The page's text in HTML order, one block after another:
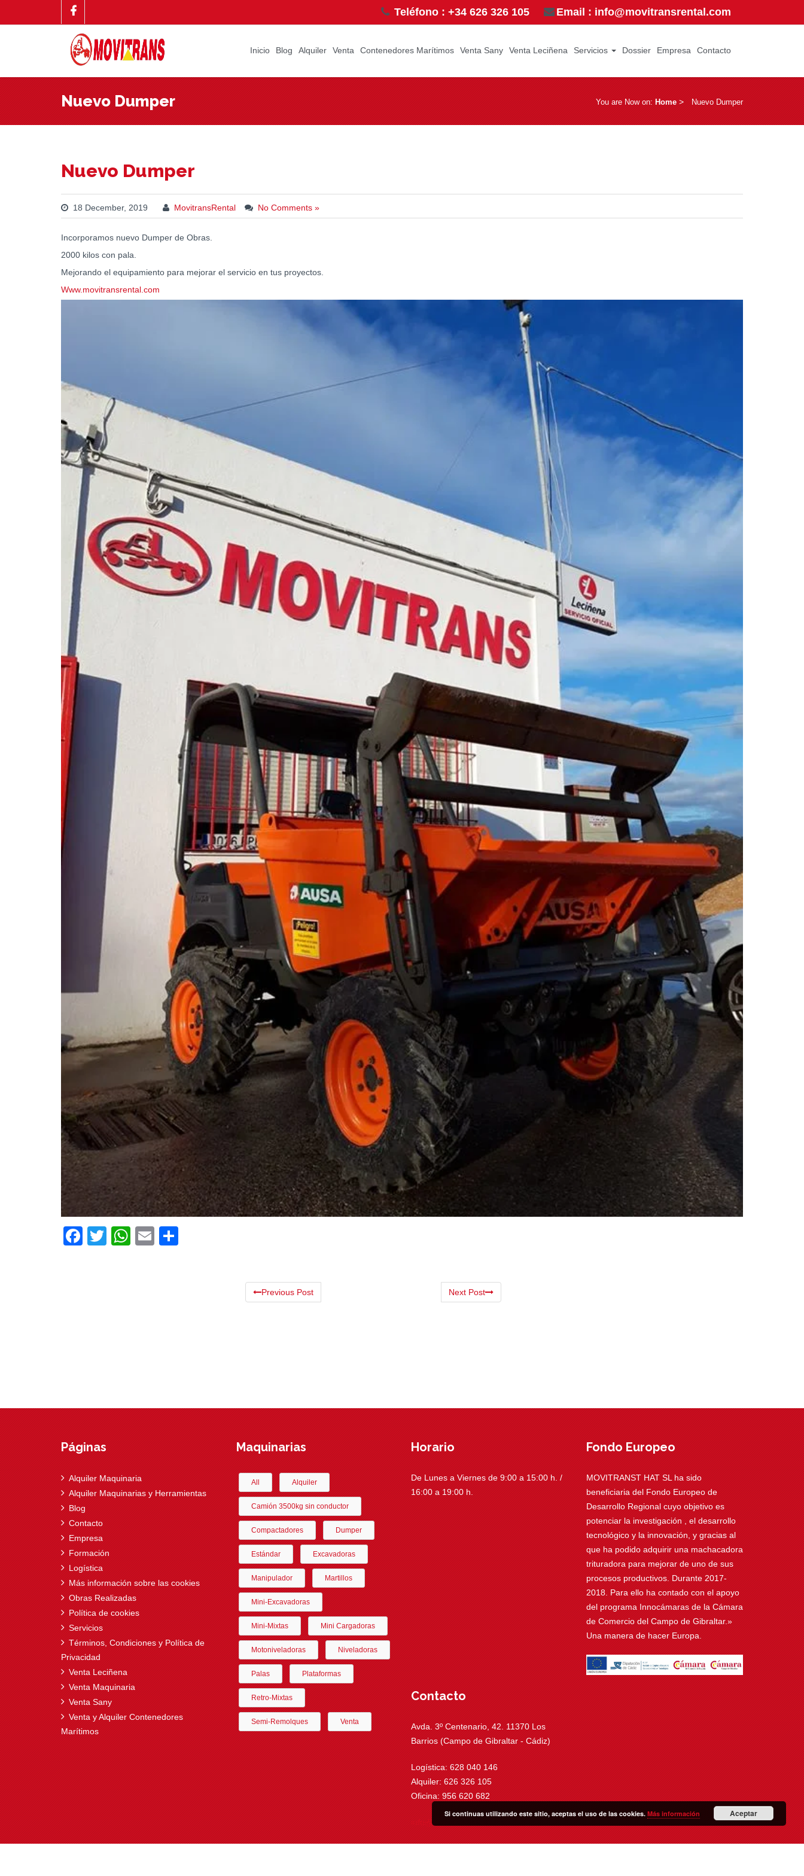
Teléfono : +34 626 326 105 Email : info@movitransrental.com
Inicio Blog Alquiler Venta Contenedores Marítimos Venta Sany Venta Leciñena Servicios Dossier Empresa Contacto
Nuevo Dumper You are Now on:Home­ > ­ Nuevo Dumper
Nuevo Dumper
18 December, 2019 MovitransRental No Comments »
Incorporamos nuevo Dumper de Obras.
2000 kilos con pala.
Mejorando el equipamiento para mejorar el servicio en tus proyectos.
Www.movitransrental.com
Facebook
TwitterWhatsApp
Email
Previous Post Next Post
Páginas
Alquiler Maquinaria
Alquiler Maquinarias y Herramientas
Blog
Contacto
Empresa
Formación
Logística
Más información sobre las cookies
Obras Realizadas
Política de cookies
Servicios
Términos, Condiciones y Política de
Privacidad
Venta Leciñena
Venta Maquinaria
Venta Sany
Venta y Alquiler Contenedores
Marítimos
Maquinarias
All Alquiler
Camión 3500kg sin conductor
Compactadores Dumper
Estándar Excavadoras
Manipulador Martillos
Mini-Excavadoras
Mini-Mixtas Mini Cargadoras
Motoniveladoras Niveladoras
Palas Plataformas
Retro-Mixtas
Semi-Remolques Venta
Horario
De Lunes a Viernes de 9:00 a 15:00 h. /
16:00 a 19:00 h.
Fondo Europeo
MOVITRANST HAT SL ha sido
beneficiaria del Fondo Europeo de
Desarrollo Regional cuyo objetivo es
potenciar la investigación , el desarrollo
tecnológico y la innovación, y gracias al
que ha podido adquirir una machacadora
trituradora para mejorar de uno de sus
procesos productivos. Durante 2017-
2018. Para ello ha contado con el apoyo
del programa Innocámaras de la Cámara
de Comercio del Campo de Gibraltar.»
Una manera de hacer Europa.
Contacto
Avda. 3º Centenario, 42. 11370 Los
Barrios (Campo de Gibraltar - Cádiz)
Logística: 628 040 146
Alquiler: 626 326 105
Oficina: 956 620 682
info@movitransrental.com
Si continuas utilizando este sitio, aceptas el uso de las cookies. Más información Aceptar